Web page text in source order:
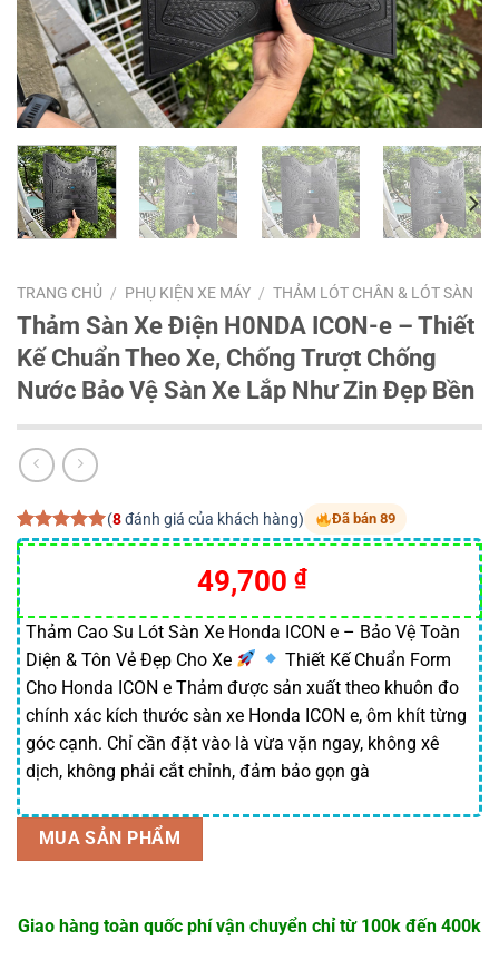
TRANG CHỦ / PHỤ KIỆN XE MÁY / THẢM LÓT CHÂN & LÓT SÀN
Thảm Sàn Xe Điện H0NDA ICON-e – Thiết
Kế Chuẩn Theo Xe, Chống Trượt Chống
Nước Bảo Vệ Sàn Xe Lắp Như Zin Đẹp Bền
5.00trên 5
dựa trên
8
đánh giá
(8đánh giá của khách hàng) Đã bán 89
Giá
gốc
là:
70,000 ₫.
49,700 ₫Giá
hiện
tại
là:
49,700 ₫.
Thảm Cao Su Lót Sàn Xe Honda ICON e – Bảo Vệ Toàn
Diện & Tôn Vẻ Đẹp Cho Xe
Thiết Kế Chuẩn Form
Cho Honda ICON e Thảm được sản xuất theo khuôn đo
chính xác kích thước sàn xe Honda ICON e, ôm khít từng
góc cạnh. Chỉ cần đặt vào là vừa vặn ngay, không xê
dịch, không phải cắt chỉnh, đảm bảo gọn gà
MUA SẢN PHẨM
Giao hàng toàn quốc phí vận chuyển chỉ từ 100k đến 400k